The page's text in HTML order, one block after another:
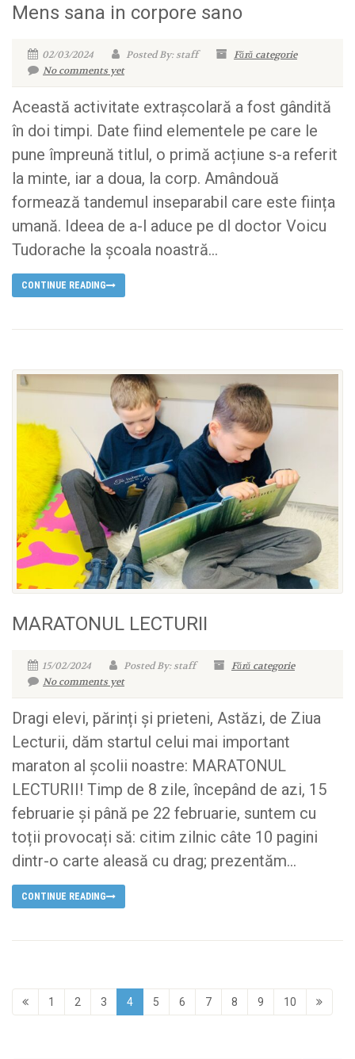
Mens sana in corpore sano
02/03/2024 Posted By: staff
Fără categorie
No comments yet
Această activitate extrașcolară a fost gândită
în doi timpi. Date fiind elementele pe care le
pune împreună titlul, o primă acțiune s-a referit
la minte, iar a doua, la corp. Amândouă
formează tandemul inseparabil care este ființa
umană. Ideea de a-l aduce pe dl doctor Voicu
Tudorache la școala noastră...
CONTINUE READING
MARATONUL LECTURII
15/02/2024 Posted By: staff
Fără categorie
No comments yet
Dragi elevi, părinți și prieteni, Astăzi, de Ziua
Lecturii, dăm startul celui mai important
maraton al școlii noastre: MARATONUL
LECTURII! Timp de 8 zile, începând de azi, 15
februarie și până pe 22 februarie, suntem cu
toții provocați să: citim zilnic câte 10 pagini
dintr-o carte aleasă cu drag; prezentăm...
CONTINUE READING
1 2 3 4 5 6 7 8 9 10